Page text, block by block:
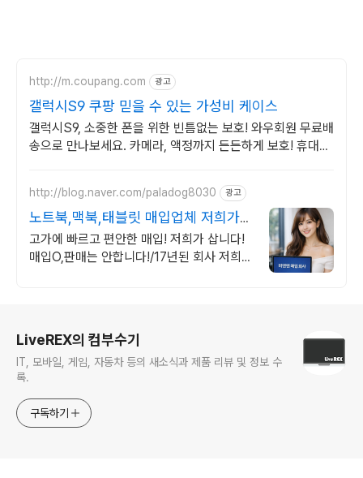
http://m.coupang.com 광고
갤럭시S9 쿠팡 믿을 수 있는 가성비 케이스
갤럭시S9, 소중한 폰을 위한 빈틈없는 보호! 와우회원 무료배
송으로 만나보세요. 카메라, 액정까지 든든하게 보호! 휴대폰
http://blog.naver.com/paladog8030 광고
노트북,맥북,태블릿 매입업체 저희가
삽니다! 매입O판매X
고가에 빠르고 편안한 매입! 저희가 삽니다!
매입O,판매는 안합니다!/17년된 회사 저희가
LiveREX의 컴부수기
IT, 모바일, 게임, 자동차 등의 새소식과 제품 리뷰 및 정보 수
록.
구독하기